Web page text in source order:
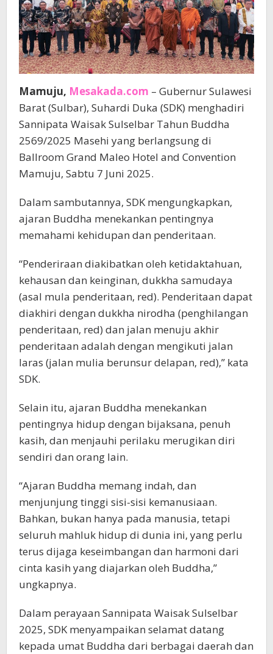
Mamuju, Mesakada.com – Gubernur Sulawesi
Barat (Sulbar), Suhardi Duka (SDK) menghadiri
Sannipata Waisak Sulselbar Tahun Buddha
2569/2025 Masehi yang berlangsung di
Ballroom Grand Maleo Hotel and Convention
Mamuju, Sabtu 7 Juni 2025.
Dalam sambutannya, SDK mengungkapkan,
ajaran Buddha menekankan pentingnya
memahami kehidupan dan penderitaan.
“Penderiraan diakibatkan oleh ketidaktahuan,
kehausan dan keinginan, dukkha samudaya
(asal mula penderitaan, red). Penderitaan dapat
diakhiri dengan dukkha nirodha (penghilangan
penderitaan, red) dan jalan menuju akhir
penderitaan adalah dengan mengikuti jalan
laras (jalan mulia berunsur delapan, red),” kata
SDK.
Selain itu, ajaran Buddha menekankan
pentingnya hidup dengan bijaksana, penuh
kasih, dan menjauhi perilaku merugikan diri
sendiri dan orang lain.
“Ajaran Buddha memang indah, dan
menjunjung tinggi sisi-sisi kemanusiaan.
Bahkan, bukan hanya pada manusia, tetapi
seluruh mahluk hidup di dunia ini, yang perlu
terus dijaga keseimbangan dan harmoni dari
cinta kasih yang diajarkan oleh Buddha,”
ungkapnya.
Dalam perayaan Sannipata Waisak Sulselbar
2025, SDK menyampaikan selamat datang
kepada umat Buddha dari berbagai daerah dan